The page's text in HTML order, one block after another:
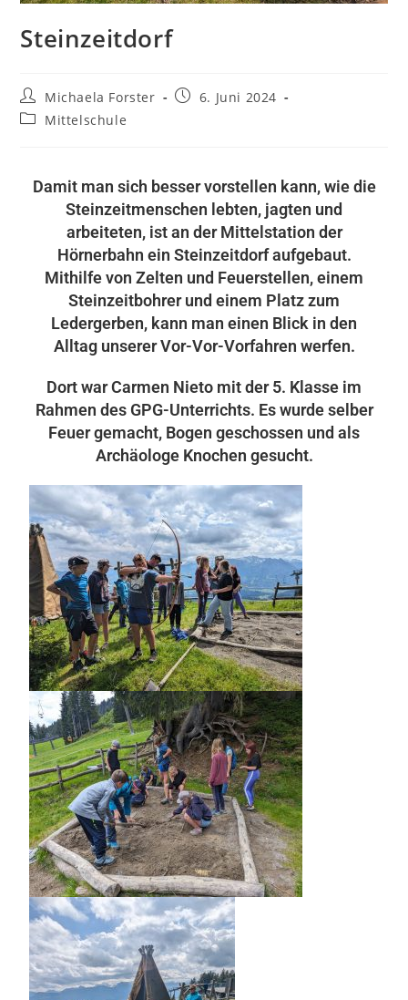
Steinzeitdorf
Michaela Forster
6. Juni 2024
Mittelschule
Damit man sich besser vorstellen kann, wie die
Steinzeitmenschen lebten, jagten und
arbeiteten, ist an der Mittelstation der
Hörnerbahn ein Steinzeitdorf aufgebaut.
Mithilfe von Zelten und Feuerstellen, einem
Steinzeitbohrer und einem Platz zum
Ledergerben, kann man einen Blick in den
Alltag unserer Vor-Vor-Vorfahren werfen.
Dort war Carmen Nieto mit der 5. Klasse im
Rahmen des GPG-Unterrichts. Es wurde selber
Feuer gemacht, Bogen geschossen und als
Archäologe Knochen gesucht.